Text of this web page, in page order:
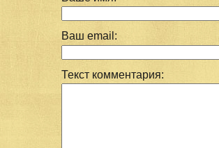
Ваш email:
Текст комментария: